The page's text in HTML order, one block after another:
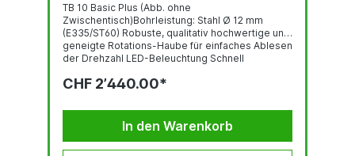
TB 10 Basic Plus (Abb. ohne
Zwischentisch)Bohrleistung: Stahl Ø 12 mm
(E335/ST60) Robuste, qualitativ hochwertige und
geneigte Rotations-Haube für einfaches Ablesen
der Drehzahl LED-Beleuchtung Schnell
Bohrtiefenanschlag Stufenlose
AUS-Schlagtaster Thermischer
Überlastungsschutz Unterspannungsauslöser
Bohrschutz mit elektr. Absicherung
CHF 2’440.00*
In den Warenkorb